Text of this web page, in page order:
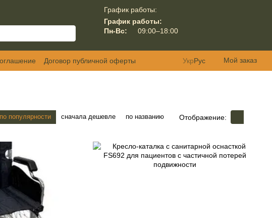
График работы:
График работы:
Пн-Вс:
09:00–18:00
Договор публичной оферты
УкрРус Мой заказ
по популярности сначала дешевле по названию Отображение: